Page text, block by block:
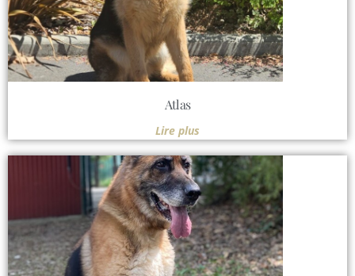
Atlas
Lire plus